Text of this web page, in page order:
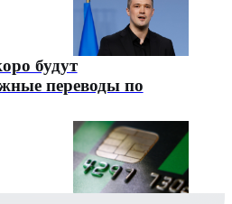
будут
переводы по